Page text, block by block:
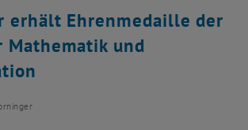
erhält Ehrenmedaille der
Mathematik und